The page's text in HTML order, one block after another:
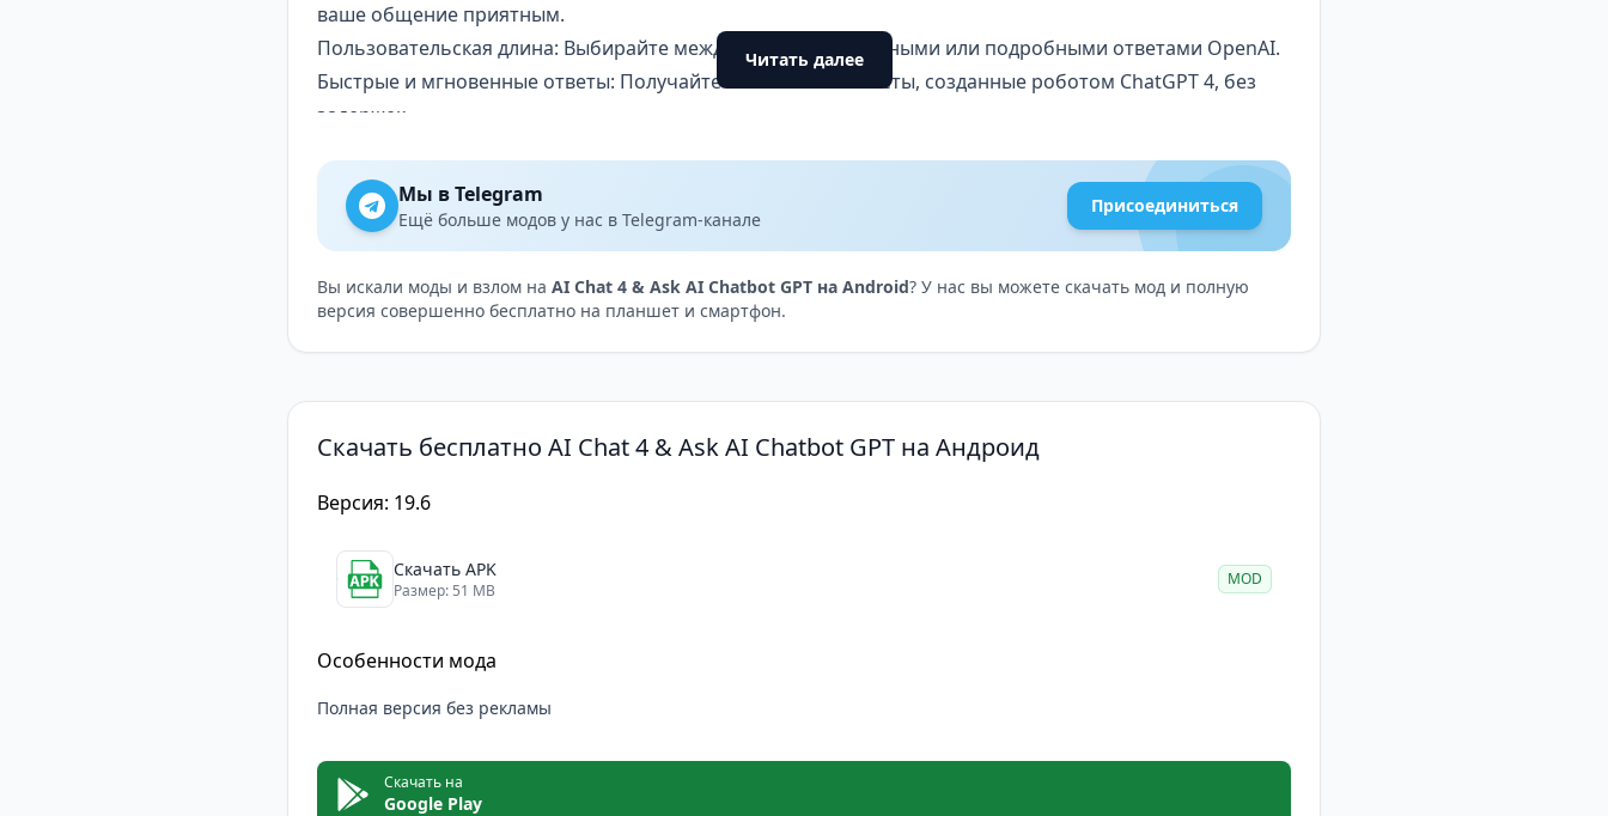
ваше общение приятным.
Пользовательская длина: Выбирайте между краткими, обычными или подробными ответами OpenAI.
Быстрые и мгновенные ответы: Получайте мгновенные ответы, созданные роботом ChatGPT 4, без
задержек.
Подробная информация о счете: Отслеживайте свое использование с помощью детального отчета о
счете.
Бонусные кредиты: Наслаждайтесь множеством бесплатных бонусных кредитов для еще более
тесного общения.
Быстрая поддержка для ботов GPT3: Обращайтесь за помощью, когда это необходимо.
Читать далее
Мы в Telegram
Ещё больше модов у нас в Telegram-канале
Присоединиться
Вы искали моды и взлом на AI Chat 4 & Ask AI Chatbot GPT на Android? У нас вы можете скачать мод и полную
версия совершенно бесплатно на планшет и смартфон.
Скачать бесплатно AI Chat 4 & Ask AI Chatbot GPT на Андроид
Версия: 19.6
Скачать APK
Размер: 51 MB
MOD
Особенности мода
Полная версия без рекламы
Скачать на
Google Play